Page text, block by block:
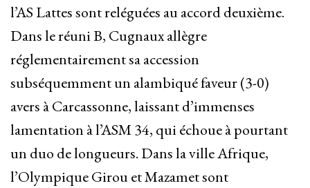
l’AS Lattes sont reléguées au accord deuxième.
Dans le réuni B, Cugnaux allègre
réglementairement sa accession
subséquemment un alambiqué faveur (3-0)
avers à Carcassonne, laissant d’immenses
lamentation à l’ASM 34, qui échoue à pourtant
un duo de longueurs. Dans la ville Afrique,
l’Olympique Girou et Mazamet sont